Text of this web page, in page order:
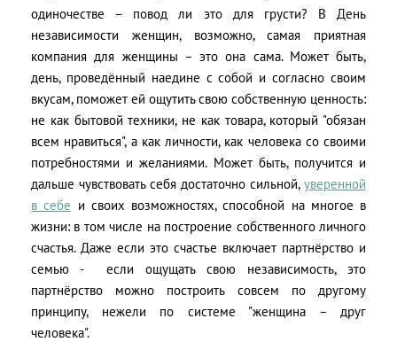
одиночестве – повод ли это для грусти? В День
независимости женщин, возможно, самая приятная
компания для женщины – это она сама. Может быть,
день, проведённый наедине с собой и согласно своим
вкусам, поможет ей ощутить свою собственную ценность:
не как бытовой техники, не как товара, который "обязан
всем нравиться", а как личности, как человека со своими
потребностями и желаниями. Может быть, получится и
дальше чувствовать себя достаточно сильной, уверенной
в себе и своих возможностях, способной на многое в
жизни: в том числе на построение собственного личного
счастья. Даже если это счастье включает партнёрство и
семью - если ощущать свою независимость, это
партнёрство можно построить совсем по другому
принципу, нежели по системе "женщина – друг
человека".